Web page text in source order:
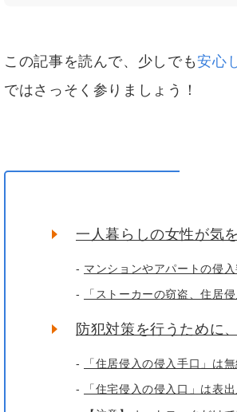
この記事を読んで、少しでも安心
ではさっそく参りましょう！
一人暮らしの女性が気
マンションやアパートの侵
「ストーカーの窃盗、住居
防犯対策を行うために
「住居侵入の侵入手口」は
「住宅侵入の侵入口」は表